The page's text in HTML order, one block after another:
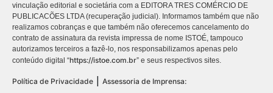
vinculação editorial e societária com a EDITORA TRES COMÉRCIO DE
PUBLICACÕES LTDA (recuperação judicial). Informamos também que não
realizamos cobranças e que também não oferecemos cancelamento do
contrato de assinatura da revista impressa de nome ISTOÉ, tampouco
autorizamos terceiros a fazê-lo, nos responsabilizamos apenas pelo
conteúdo digital “https://istoe.com.br” e seus respectivos sites.
Política de Privacidade
Assessoria de Imprensa: